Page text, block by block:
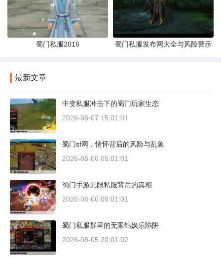
蜀门私服2016 蜀门私服发布网大全与风险警示
最新文章
中变私服冲击下的蜀门玩家生态
2026-08-07 15:01:01
蜀门sf网，情怀背后的风险与乱象
2026-08-06 05:01:01
蜀门手游无限私服背后的真相
2026-08-06 00:01:01
蜀门私服群里的无限钻娱乐陷阱
2026-08-05 20:01:02